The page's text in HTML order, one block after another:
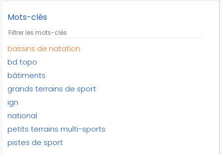
Mots-clés
bassins de natation
bd topo
bâtiments
grands terrains de sport
ign
national
petits terrains multi-sports
pistes de sport